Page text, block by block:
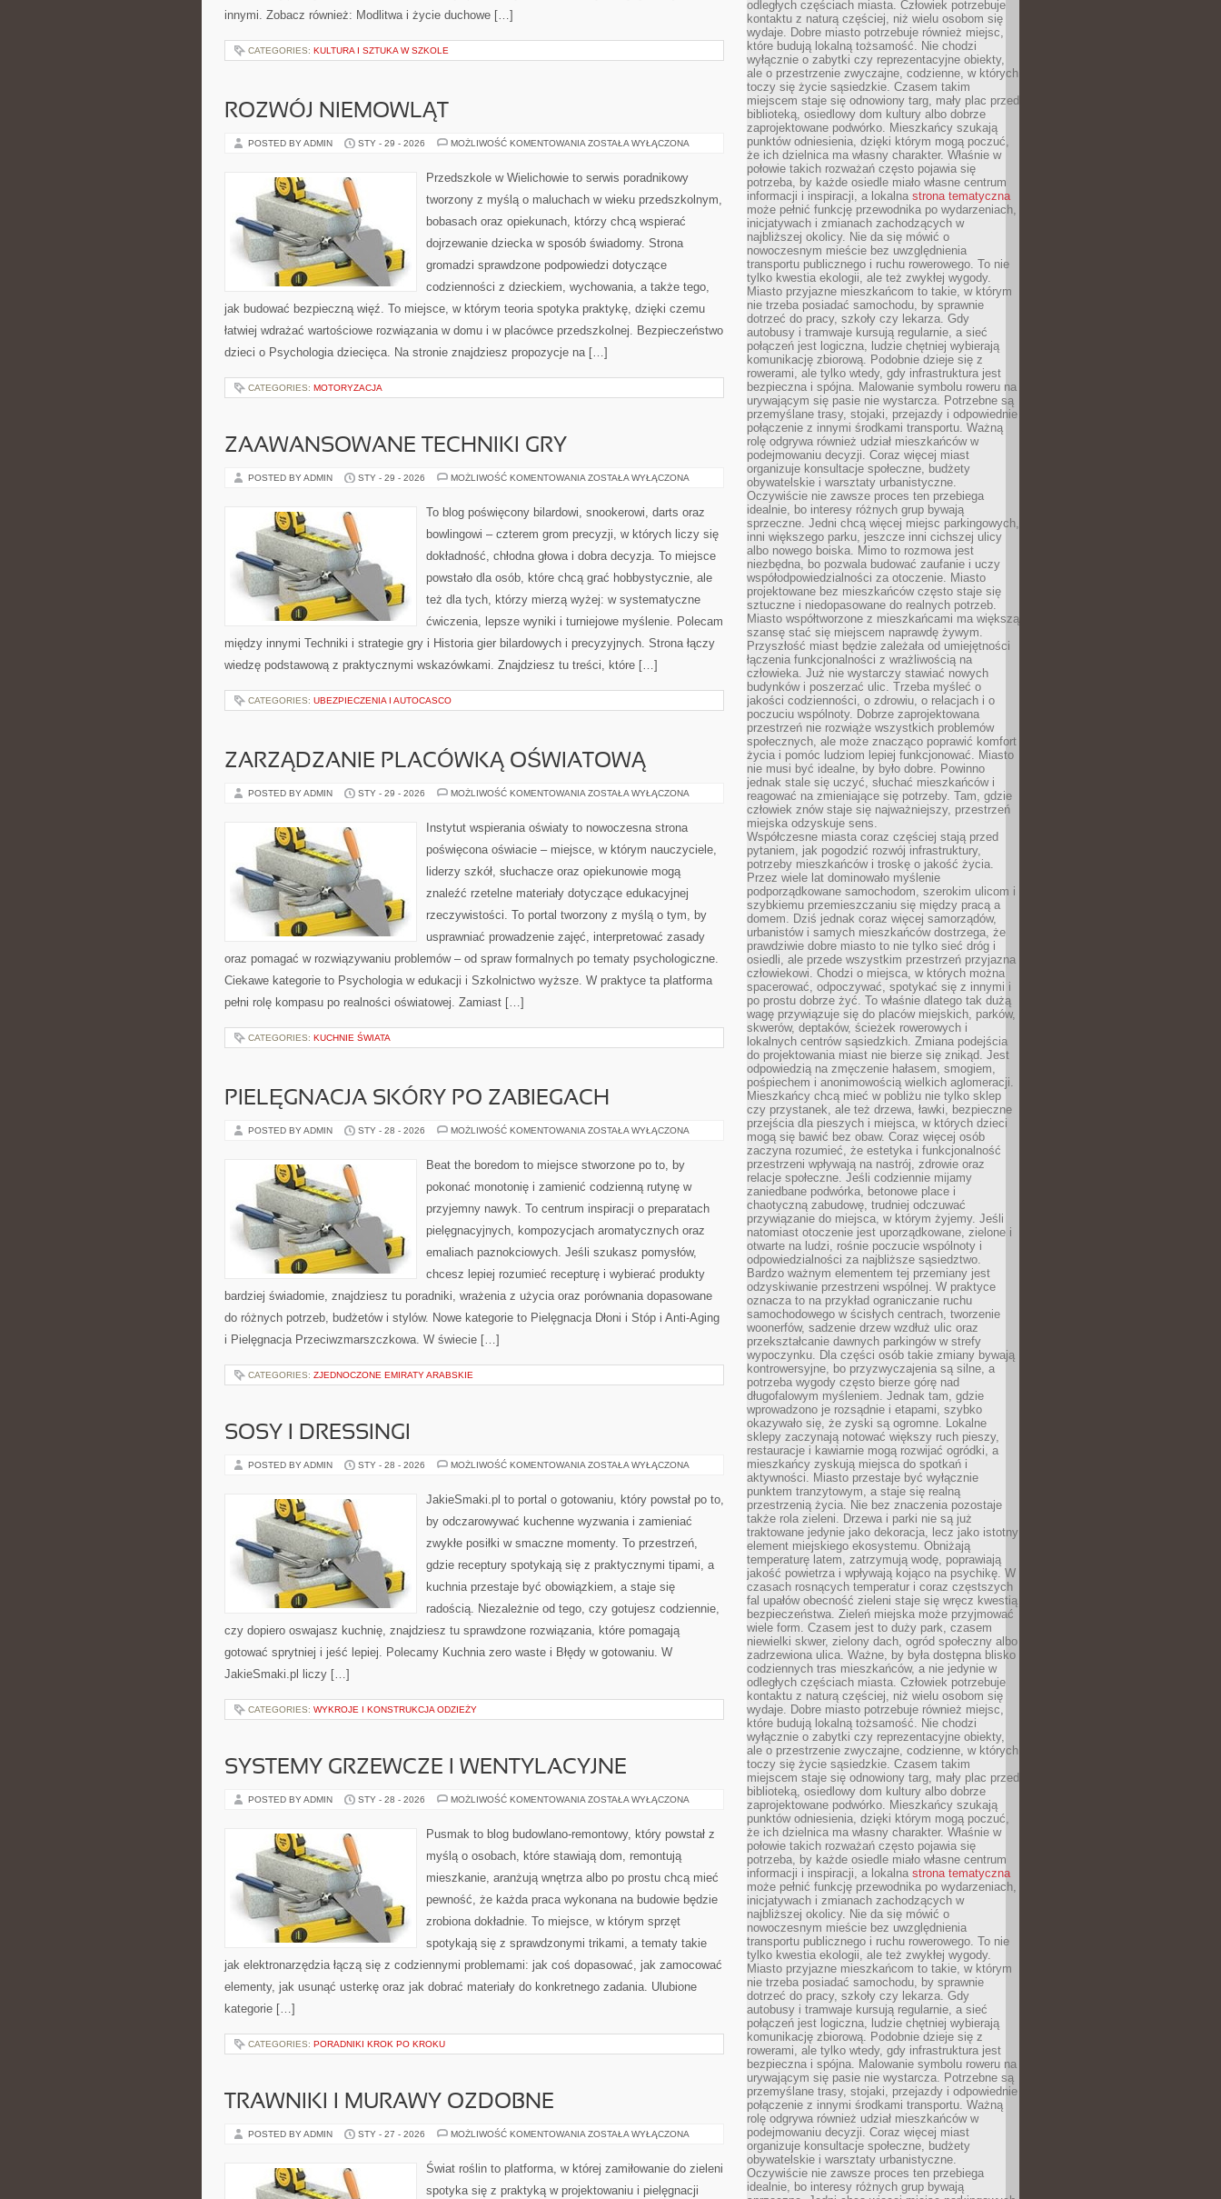
innymi. Zobacz również: Modlitwa i życie duchowe […]
CATEGORIES: KULTURA I SZTUKA W SZKOLE
ROZWÓJ NIEMOWLĄT
POSTED BY ADMIN STY - 29 - 2026 MOŻLIWOŚĆ KOMENTOWANIA ROZWÓJ
ZOSTAŁA WYŁĄCZONA
Przedszkole w Wielichowie to serwis poradnikowy
tworzony z myślą o maluchach w wieku przedszkolnym,
bobasach oraz opiekunach, którzy chcą wspierać
dojrzewanie dziecka w sposób świadomy. Strona
gromadzi sprawdzone podpowiedzi dotyczące
codzienności z dzieckiem, wychowania, a także tego,
jak budować bezpieczną więź. To miejsce, w którym teoria spotyka praktykę, dzięki czemu
łatwiej wdrażać wartościowe rozwiązania w domu i w placówce przedszkolnej. Bezpieczeństwo
dzieci o Psychologia dziecięca. Na stronie znajdziesz propozycje na […]
CATEGORIES: MOTORYZACJA
ZAAWANSOWANE TECHNIKI GRY
POSTED BY ADMIN STY - 29 - 2026 MOŻLIWOŚĆ KOMENTOWANIA ZAAWANSOWANE
ZOSTAŁA WYŁĄCZONA
To blog poświęcony bilardowi, snookerowi, darts oraz
bowlingowi – czterem grom precyzji, w których liczy się
dokładność, chłodna głowa i dobra decyzja. To miejsce
powstało dla osób, które chcą grać hobbystycznie, ale
też dla tych, którzy mierzą wyżej: w systematyczne
ćwiczenia, lepsze wyniki i turniejowe myślenie. Polecam
między innymi Techniki i strategie gry i Historia gier bilardowych i precyzyjnych. Strona łączy
wiedzę podstawową z praktycznymi wskazówkami. Znajdziesz tu treści, które […]
CATEGORIES: UBEZPIECZENIA I AUTOCASCO
ZARZĄDZANIE PLACÓWKĄ OŚWIATOWĄ
POSTED BY ADMIN STY - 29 - 2026 MOŻLIWOŚĆ KOMENTOWANIA ZARZĄDZANIE
ZOSTAŁA WYŁĄCZONA
Instytut wspierania oświaty to nowoczesna strona
poświęcona oświacie – miejsce, w którym nauczyciele,
liderzy szkół, słuchacze oraz opiekunowie mogą
znaleźć rzetelne materiały dotyczące edukacyjnej
rzeczywistości. To portal tworzony z myślą o tym, by
usprawniać prowadzenie zajęć, interpretować zasady
oraz pomagać w rozwiązywaniu problemów – od spraw formalnych po tematy psychologiczne.
Ciekawe kategorie to Psychologia w edukacji i Szkolnictwo wyższe. W praktyce ta platforma
pełni rolę kompasu po realności oświatowej. Zamiast […]
CATEGORIES: KUCHNIE ŚWIATA
PIELĘGNACJA SKÓRY PO ZABIEGACH
POSTED BY ADMIN STY - 28 - 2026 MOŻLIWOŚĆ KOMENTOWANIA PIELĘGNACJA
ZABIEGACH
ZOSTAŁA WYŁĄCZONA
Beat the boredom to miejsce stworzone po to, by
pokonać monotonię i zamienić codzienną rutynę w
przyjemny nawyk. To centrum inspiracji o preparatach
pielęgnacyjnych, kompozycjach aromatycznych oraz
emaliach paznokciowych. Jeśli szukasz pomysłów,
chcesz lepiej rozumieć recepturę i wybierać produkty
bardziej świadomie, znajdziesz tu poradniki, wrażenia z użycia oraz porównania dopasowane
do różnych potrzeb, budżetów i stylów. Nowe kategorie to Pielęgnacja Dłoni i Stóp i Anti-Aging
i Pielęgnacja Przeciwzmarszczkowa. W świecie […]
CATEGORIES: ZJEDNOCZONE EMIRATY ARABSKIE
SOSY I DRESSINGI
POSTED BY ADMIN STY - 28 - 2026 MOŻLIWOŚĆ KOMENTOWANIA SOSY
ZOSTAŁA WYŁĄCZONA
JakieSmaki.pl to portal o gotowaniu, który powstał po to,
by odczarowywać kuchenne wyzwania i zamieniać
zwykłe posiłki w smaczne momenty. To przestrzeń,
gdzie receptury spotykają się z praktycznymi tipami, a
kuchnia przestaje być obowiązkiem, a staje się
radością. Niezależnie od tego, czy gotujesz codziennie,
czy dopiero oswajasz kuchnię, znajdziesz tu sprawdzone rozwiązania, które pomagają
gotować sprytniej i jeść lepiej. Polecamy Kuchnia zero waste i Błędy w gotowaniu. W
JakieSmaki.pl liczy […]
CATEGORIES: WYKROJE I KONSTRUKCJA ODZIEŻY
SYSTEMY GRZEWCZE I WENTYLACYJNE
POSTED BY ADMIN STY - 28 - 2026 MOŻLIWOŚĆ KOMENTOWANIA SYSTEMY
WENTYLACYJNE
ZOSTAŁA WYŁĄCZONA
Pusmak to blog budowlano-remontowy, który powstał z
myślą o osobach, które stawiają dom, remontują
mieszkanie, aranżują wnętrza albo po prostu chcą mieć
pewność, że każda praca wykonana na budowie będzie
zrobiona dokładnie. To miejsce, w którym sprzęt
spotykają się z sprawdzonymi trikami, a tematy takie
jak elektronarzędzia łączą się z codziennymi problemami: jak coś dopasować, jak zamocować
elementy, jak usunąć usterkę oraz jak dobrać materiały do konkretnego zadania. Ulubione
kategorie […]
CATEGORIES: PORADNIKI KROK PO KROKU
TRAWNIKI I MURAWY OZDOBNE
POSTED BY ADMIN STY - 27 - 2026 MOŻLIWOŚĆ KOMENTOWANIA TRAWNIKI
OZDOBNE
ZOSTAŁA WYŁĄCZONA
Świat roślin to platforma, w której zamiłowanie do zieleni
spotyka się z praktyką w projektowaniu i pielęgnacji
odległych częściach miasta. Człowiek potrzebuje
kontaktu z naturą częściej, niż wielu osobom się
wydaje. Dobre miasto potrzebuje również miejsc,
które budują lokalną tożsamość. Nie chodzi
wyłącznie o zabytki czy reprezentacyjne obiekty,
ale o przestrzenie zwyczajne, codzienne, w których
toczy się życie sąsiedzkie. Czasem takim
miejscem staje się odnowiony targ, mały plac przed
biblioteką, osiedlowy dom kultury albo dobrze
zaprojektowane podwórko. Mieszkańcy szukają
punktów odniesienia, dzięki którym mogą poczuć,
że ich dzielnica ma własny charakter. Właśnie w
połowie takich rozważań często pojawia się
potrzeba, by każde osiedle miało własne centrum
informacji i inspiracji, a lokalna strona tematyczna
może pełnić funkcję przewodnika po wydarzeniach,
inicjatywach i zmianach zachodzących w
najbliższej okolicy. Nie da się mówić o
nowoczesnym mieście bez uwzględnienia
transportu publicznego i ruchu rowerowego. To nie
tylko kwestia ekologii, ale też zwykłej wygody.
Miasto przyjazne mieszkańcom to takie, w którym
nie trzeba posiadać samochodu, by sprawnie
dotrzeć do pracy, szkoły czy lekarza. Gdy
autobusy i tramwaje kursują regularnie, a sieć
połączeń jest logiczna, ludzie chętniej wybierają
komunikację zbiorową. Podobnie dzieje się z
rowerami, ale tylko wtedy, gdy infrastruktura jest
bezpieczna i spójna. Malowanie symbolu roweru na
urywającym się pasie nie wystarcza. Potrzebne są
przemyślane trasy, stojaki, przejazdy i odpowiednie
połączenie z innymi środkami transportu. Ważną
rolę odgrywa również udział mieszkańców w
podejmowaniu decyzji. Coraz więcej miast
organizuje konsultacje społeczne, budżety
obywatelskie i warsztaty urbanistyczne.
Oczywiście nie zawsze proces ten przebiega
idealnie, bo interesy różnych grup bywają
sprzeczne. Jedni chcą więcej miejsc parkingowych,
inni większego parku, jeszcze inni cichszej ulicy
albo nowego boiska. Mimo to rozmowa jest
niezbędna, bo pozwala budować zaufanie i uczy
współodpowiedzialności za otoczenie. Miasto
projektowane bez mieszkańców często staje się
sztuczne i niedopasowane do realnych potrzeb.
Miasto współtworzone z mieszkańcami ma większą
szansę stać się miejscem naprawdę żywym.
Przyszłość miast będzie zależała od umiejętności
łączenia funkcjonalności z wrażliwością na
człowieka. Już nie wystarczy stawiać nowych
budynków i poszerzać ulic. Trzeba myśleć o
jakości codzienności, o zdrowiu, o relacjach i o
poczuciu wspólnoty. Dobrze zaprojektowana
przestrzeń nie rozwiąże wszystkich problemów
społecznych, ale może znacząco poprawić komfort
życia i pomóc ludziom lepiej funkcjonować. Miasto
nie musi być idealne, by było dobre. Powinno
jednak stale się uczyć, słuchać mieszkańców i
reagować na zmieniające się potrzeby. Tam, gdzie
człowiek znów staje się najważniejszy, przestrzeń
miejska odzyskuje sens.
Współczesne miasta coraz częściej stają przed
pytaniem, jak pogodzić rozwój infrastruktury,
potrzeby mieszkańców i troskę o jakość życia.
Przez wiele lat dominowało myślenie
podporządkowane samochodom, szerokim ulicom i
szybkiemu przemieszczaniu się między pracą a
domem. Dziś jednak coraz więcej samorządów,
urbanistów i samych mieszkańców dostrzega, że
prawdziwie dobre miasto to nie tylko sieć dróg i
osiedli, ale przede wszystkim przestrzeń przyjazna
człowiekowi. Chodzi o miejsca, w których można
spacerować, odpoczywać, spotykać się z innymi i
po prostu dobrze żyć. To właśnie dlatego tak dużą
wagę przywiązuje się do placów miejskich, parków,
skwerów, deptaków, ścieżek rowerowych i
lokalnych centrów sąsiedzkich. Zmiana podejścia
do projektowania miast nie bierze się znikąd. Jest
odpowiedzią na zmęczenie hałasem, smogiem,
pośpiechem i anonimowością wielkich aglomeracji.
Mieszkańcy chcą mieć w pobliżu nie tylko sklep
czy przystanek, ale też drzewa, ławki, bezpieczne
przejścia dla pieszych i miejsca, w których dzieci
mogą się bawić bez obaw. Coraz więcej osób
zaczyna rozumieć, że estetyka i funkcjonalność
przestrzeni wpływają na nastrój, zdrowie oraz
relacje społeczne. Jeśli codziennie mijamy
zaniedbane podwórka, betonowe place i
chaotyczną zabudowę, trudniej odczuwać
przywiązanie do miejsca, w którym żyjemy. Jeśli
natomiast otoczenie jest uporządkowane, zielone i
otwarte na ludzi, rośnie poczucie wspólnoty i
odpowiedzialności za najbliższe sąsiedztwo.
Bardzo ważnym elementem tej przemiany jest
odzyskiwanie przestrzeni wspólnej. W praktyce
oznacza to na przykład ograniczanie ruchu
samochodowego w ścisłych centrach, tworzenie
woonerfów, sadzenie drzew wzdłuż ulic oraz
przekształcanie dawnych parkingów w strefy
wypoczynku. Dla części osób takie zmiany bywają
kontrowersyjne, bo przyzwyczajenia są silne, a
potrzeba wygody często bierze górę nad
długofalowym myśleniem. Jednak tam, gdzie
wprowadzono je rozsądnie i etapami, szybko
okazywało się, że zyski są ogromne. Lokalne
sklepy zaczynają notować większy ruch pieszy,
restauracje i kawiarnie mogą rozwijać ogródki, a
mieszkańcy zyskują miejsca do spotkań i
aktywności. Miasto przestaje być wyłącznie
punktem tranzytowym, a staje się realną
przestrzenią życia. Nie bez znaczenia pozostaje
także rola zieleni. Drzewa i parki nie są już
traktowane jedynie jako dekoracja, lecz jako istotny
element miejskiego ekosystemu. Obniżają
temperaturę latem, zatrzymują wodę, poprawiają
jakość powietrza i wpływają kojąco na psychikę. W
czasach rosnących temperatur i coraz częstszych
fal upałów obecność zieleni staje się wręcz kwestią
bezpieczeństwa. Zieleń miejska może przyjmować
wiele form. Czasem jest to duży park, czasem
niewielki skwer, zielony dach, ogród społeczny albo
zadrzewiona ulica. Ważne, by była dostępna blisko
codziennych tras mieszkańców, a nie jedynie w
odległych częściach miasta. Człowiek potrzebuje
kontaktu z naturą częściej, niż wielu osobom się
wydaje. Dobre miasto potrzebuje również miejsc,
które budują lokalną tożsamość. Nie chodzi
wyłącznie o zabytki czy reprezentacyjne obiekty,
ale o przestrzenie zwyczajne, codzienne, w których
toczy się życie sąsiedzkie. Czasem takim
miejscem staje się odnowiony targ, mały plac przed
biblioteką, osiedlowy dom kultury albo dobrze
zaprojektowane podwórko. Mieszkańcy szukają
punktów odniesienia, dzięki którym mogą poczuć,
że ich dzielnica ma własny charakter. Właśnie w
połowie takich rozważań często pojawia się
potrzeba, by każde osiedle miało własne centrum
informacji i inspiracji, a lokalna strona tematyczna
może pełnić funkcję przewodnika po wydarzeniach,
inicjatywach i zmianach zachodzących w
najbliższej okolicy. Nie da się mówić o
nowoczesnym mieście bez uwzględnienia
transportu publicznego i ruchu rowerowego. To nie
tylko kwestia ekologii, ale też zwykłej wygody.
Miasto przyjazne mieszkańcom to takie, w którym
nie trzeba posiadać samochodu, by sprawnie
dotrzeć do pracy, szkoły czy lekarza. Gdy
autobusy i tramwaje kursują regularnie, a sieć
połączeń jest logiczna, ludzie chętniej wybierają
komunikację zbiorową. Podobnie dzieje się z
rowerami, ale tylko wtedy, gdy infrastruktura jest
bezpieczna i spójna. Malowanie symbolu roweru na
urywającym się pasie nie wystarcza. Potrzebne są
przemyślane trasy, stojaki, przejazdy i odpowiednie
połączenie z innymi środkami transportu. Ważną
rolę odgrywa również udział mieszkańców w
podejmowaniu decyzji. Coraz więcej miast
organizuje konsultacje społeczne, budżety
obywatelskie i warsztaty urbanistyczne.
Oczywiście nie zawsze proces ten przebiega
idealnie, bo interesy różnych grup bywają